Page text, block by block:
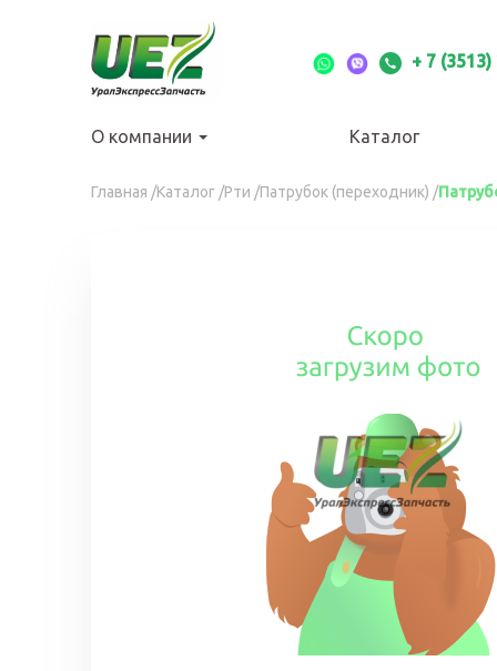
содержанию
+ 7
О компании Каталог
Главная /Каталог /Рти /Патрубок (переходник) /